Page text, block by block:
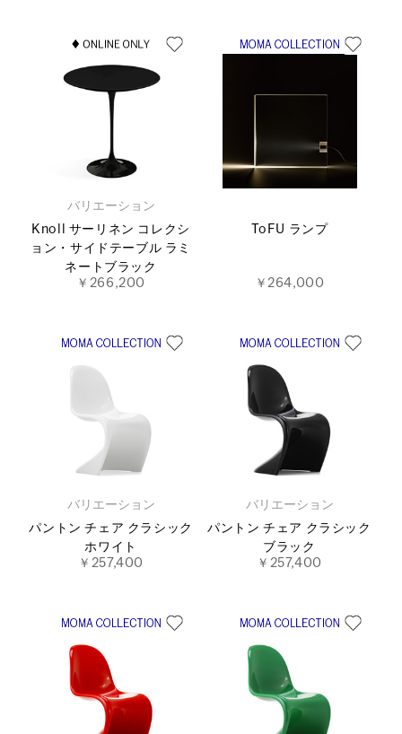
バリエーション
Knoll サーリネン コレクシ
ョン・サイドテーブル ラミ
ネートブラック
￥266,200
ToFU ランプ
￥264,000
バリエーション
パントン チェア クラシック
ホワイト
￥257,400
バリエーション
パントン チェア クラシック
ブラック
￥257,400